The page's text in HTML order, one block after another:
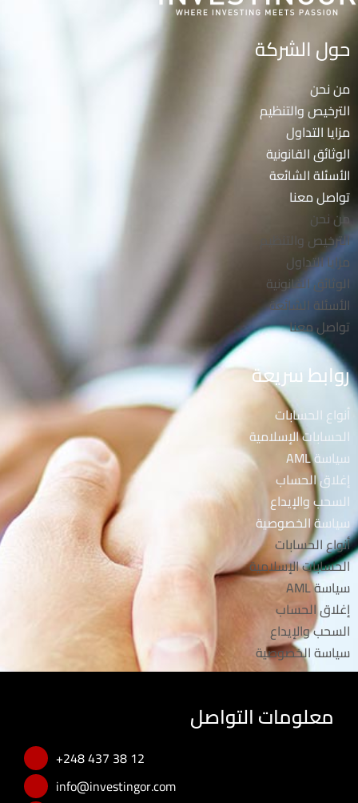
حول الشركة
من نحن
الترخيص والتنظيم
مزايا التداول
الوثائق القانونية
الأسئلة الشائعة
تواصل معنا
من نحن
الترخيص والتنظيم
مزايا التداول
الوثائق القانونية
الأسئلة الشائعة
تواصل معنا
روابط سريعة
أنواع الحسابات
الحسابات الإسلامية
سياسة AML
إغلاق الحساب
السحب والإيداع
سياسة الخصوصية
أنواع الحسابات
الحسابات الإسلامية
سياسة AML
إغلاق الحساب
السحب والإيداع
سياسة الخصوصية
معلومات التواصل
+248 437 38 12
info@investingor.com